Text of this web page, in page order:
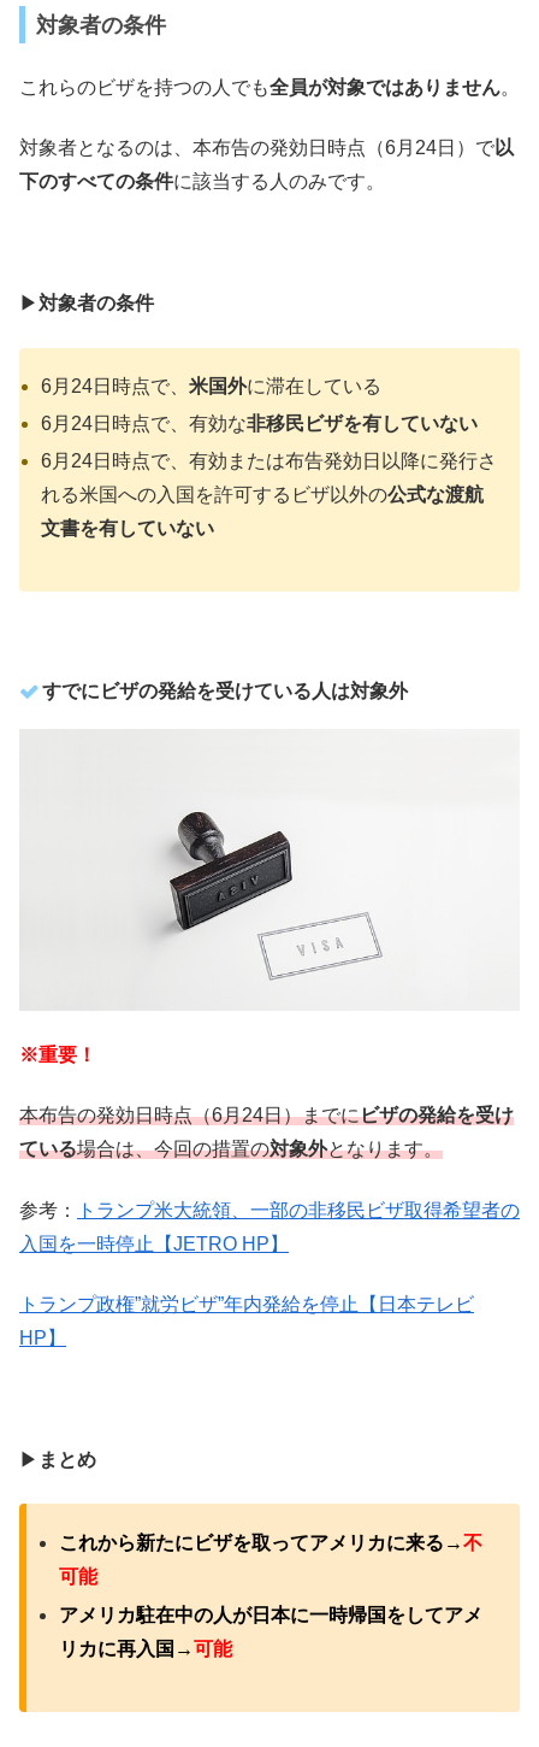
対象者の条件
これらのビザを持つの人でも全員が対象ではありません。
対象者となるのは、本布告の発効日時点（6月24日）で以
下のすべての条件に該当する人のみです。
▶︎対象者の条件
6月24日時点で、米国外に滞在している
6月24日時点で、有効な非移民ビザを有していない
6月24日時点で、有効または布告発効日以降に発行さ
れる米国への入国を許可するビザ以外の公式な渡航
文書を有していない
すでにビザの発給を受けている人は対象外
※重要！
本布告の発効日時点（6月24日）までにビザの発給を受け
ている場合は、今回の措置の対象外となります。
参考：
トランプ米大統領、一部の非移民ビザ取得希望者の
入国を一時停止【JETRO HP】
トランプ政権”就労ビザ”年内発給を停止【日本テレビ
HP】
▶︎ まとめ
これから新たにビザを取ってアメリカに来る→不
可能
アメリカ駐在中の人が日本に一時帰国をしてアメ
リカに再入国→可能